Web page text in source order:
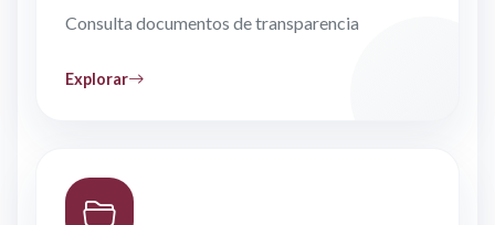
Consulta documentos de transparencia
Explorar